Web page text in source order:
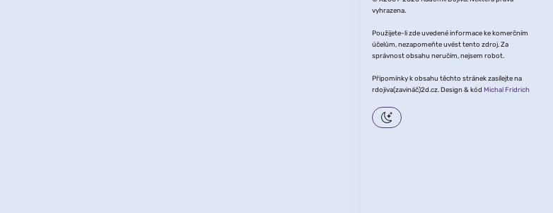
vyhrazena.
Použijete-li zde uvedené informace ke komerčním
účelům, nezapomeňte uvést tento zdroj. Za
správnost obsahu neručím, nejsem robot.
Připomínky k obsahu těchto stránek zasílejte na
rdojiva(zavináč)2d.cz. Design & kód Michal Fridrich